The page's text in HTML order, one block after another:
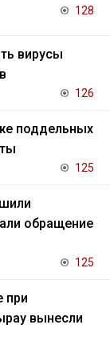
128
вирусы
126
поддельных
125
обращение
125
при
вынесли